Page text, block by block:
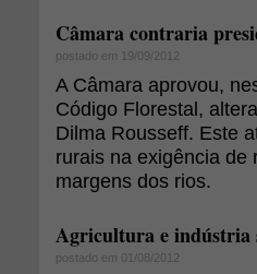
Câmara contraria
postado em 19/09/2012
A Câmara aprovou,
Código Florestal,
Dilma Rousseff. Este
rurais na exigência de
margens dos rios.
Agricultura e indústria
postado em 01/08/2012